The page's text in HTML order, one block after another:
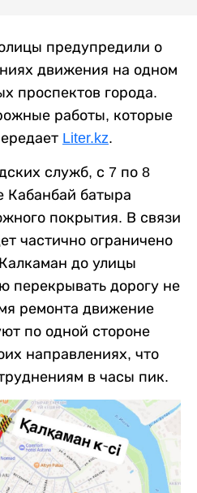
предупредили о
движения на одном
проспектов города.
работы, которые
Liter.kz.
служб, с 7 по 8
Кабанбай батыра
покрытия. В связи
частично ограничено
до улицы
перекрывать дорогу не
ремонта движение
по одной стороне
направлениях, что
в часы пик.